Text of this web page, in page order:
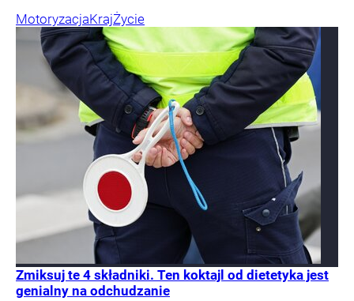
MotoryzacjaKrajŻycie
Zmiksuj te 4 składniki. Ten koktajl od dietetyka jest
genialny na odchudzanie